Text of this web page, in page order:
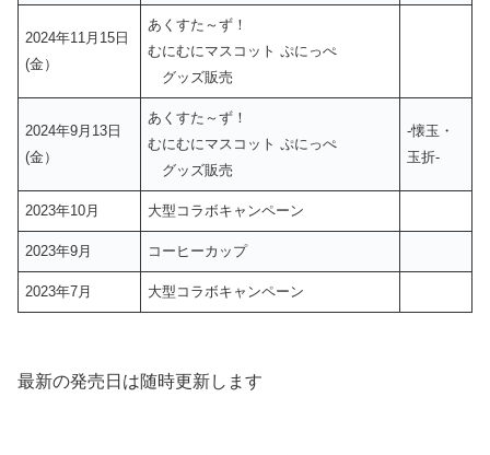
2024年11月15日
(金）
あくすた～ず！
むにむにマスコット ぷにっぺ
グッズ販売
2024年9月13日
(金）
あくすた～ず！
むにむにマスコット ぷにっぺ
グッズ販売
-懐玉・
玉折-
2023年10月 大型コラボキャンペーン
2023年9月 コーヒーカップ
2023年7月 大型コラボキャンペーン
最新の発売日は随時更新します